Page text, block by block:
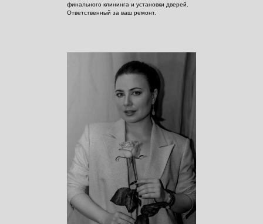
финального клининга и установки дверей.
Ответственный за ваш ремонт.